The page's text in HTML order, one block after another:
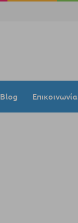
Blog Επικοινωνία